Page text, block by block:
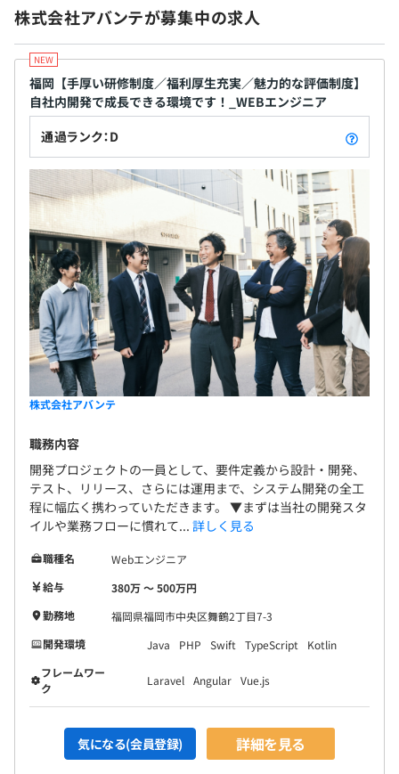
分
■JR総武本線「馬喰町駅」1番出口より徒歩5分
・交通費実費支給（上限50,000円）
・時間外手当
賞与年2回（1月・7月）※初年度のみ年1回
昇給査定年2回（1月・7月）※初年度のみ年1回
社会保険完備（健康保険・厚生年金加入・雇用保険・労災
無期雇用
3カ月間（試用期間中待遇の変更なし）
＜階層別研修＞
グレードに合わせた研修を準備しています。
自己啓発支援の有無及びその内容
＜資格取得支援制度＞
・業務に関連のある資格に合格した際、検定試験料を全額
会社で負担します。
・1資格につき、1冊の参考書籍を会社備品として購入し
ます。
・一人年2回まで制度利用が可能です。
＜その他＞
・8000コンテンツにおよぶ動画研修を自由に受講可能で
す。（外部サービス）
・自己学習型のスキルアップ研修を受講可能です。
メンター制度の有無
なし
社内検定等の制度の有無及びその内容
前年度の月平均所定外労働時間の実績
17.1時間
前年度の有給休暇の平均取得日数
9.3日
「幅広い知識や経験、技能を備え、さまざまなこと
に対応できる能力を持つ人」を指します。 IT業界に
は「プログラマー」「インフラエンジニア」「SE」
など多種多様な専門職が多く存在します。そういった
職種の方々はITの特定分野における「スペシャリス
ト」で、業務はある程度概ね限定されます。 アバン
テは「スペシャリスト」ではなく「ジェネラリス
ト」として活躍する道を選びました。 それは「お客
様の身近なお困りごとから企業の経営戦略にいたる
まで、ITを軸とした幅広いサポートをしたい」と思っ
たからです。 お客様もまた、そういったサポートを
望む声が非常に多く、「困ったらまずはアバンテに
相談してみよう」と長期的なおつきあいが実現して
います。 ◆なぜいまIT業界にジェネラリストが必要
か 企業や学校の業務は複雑化し、一部署だけでもさ
まざまなシステムやIT機器を使用しています。 これ
が企業・学校全体となるとさらに大変です。 そのた
めに、企業や学校ではIT環境全般を管理する「情報
システム部門」という専任部署を設置することも多
門」と協力し、あるいは「情報システム部門の代わ
りとなって」、管理や保守にとどまらず、積極的にIT
を活用し、お客様の働きやすさ・企業の成長に貢献
しています。 ◆アバンテで働く強み 技術の進歩や変
化の速いIT業界でスキルを身につけ、常に成長し続け
られる、何歳になっても活躍の場がある、それがIT
ラリスト」です。 「いろいろな業界を見てみたい」
「特定業務だけではなく多くのプロジェクトに関わ
って成長したい」「さまざまな会社のトップとやり
ーを目指したい」…そんな方はぜひアバンテへお越
しください！
株式会社アバンテが募集中の求人
福岡【手厚い研修制度／福利厚生充実／魅力的な評価制度】
自社内開発で成長できる環境です！_WEBエンジニア
通過ランク：D
株式会社アバンテ
職務内容
開発プロジェクトの一員として、要件定義から設計・開発、
テスト、リリース、さらには運用まで、システム開発の全工
程に幅広く携わっていただきます。 ▼まずは当社の開発スタ
イルや業務フローに慣れて... 詳しく見る
職種名
Webエンジニア
給与
380万 〜 500万円
勤務地
福岡県福岡市中央区舞鶴2丁目7-3
開発環境
Java PHP Swift TypeScript
Kotlin
フレームワー
ク
Laravel Angular Vue.js
気になる(会員登録) 詳細を見る